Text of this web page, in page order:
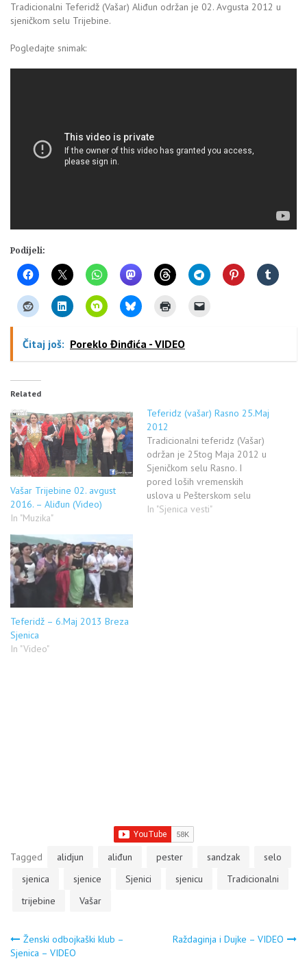
Tradicionalni Teferidž (Vašar) Aliđun održan je 02. Avgusta 2012 u
sjeničkom selu Trijebine.
Pogledajte snimak:
Podijeli:
Čitaj još: Poreklo Đinđića - VIDEO
Related
Vašar Trijebine 02. avgust
2016. – Aliđun (Video)
In "Muzika"
Teferidz (vašar) Rasno 25.Maj
2012
Tradicionalni teferidz (Vašar)
održan je 25tog Maja 2012 u
Sjeničkom selu Rasno. I
pored loših vremenskih
uslova u Pešterskom selu
Rasno okupio se veliki broj
In "Sjenica vesti"
Teferidž – 6.Maj 2013 Breza
Sjenica
In "Video"
Tagged alidjun aliđun pester sandzak
selo
sjenica
sjenice Sjenici sjenicu
Tradicionalni
trijebine
Vašar
Navigacija
Ženski odbojkaški klub –
Sjenica – VIDEO
Raždaginja i Dujke – VIDEO